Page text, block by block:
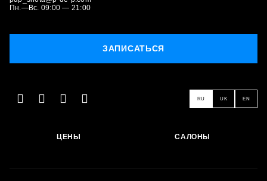
Пн.—Вс. 09:00 — 21:00
ЗАПИСАТЬСЯ
RU UK EN
ЦЕНЫ САЛОНЫ
ЗАПИСАТЬСЯ